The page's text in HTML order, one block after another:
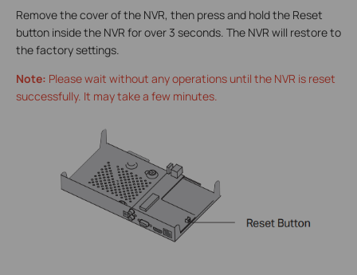
Remove the cover of the NVR, then press and hold the Reset
button inside the NVR for over 3 seconds. The NVR will restore to
the factory settings.
Note: Please wait without any operations until the NVR is reset
successfully. It may take a few minutes.